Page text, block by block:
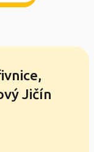
Jičín